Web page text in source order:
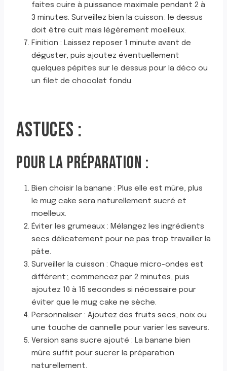
faites cuire à puissance maximale pendant 2 à
3 minutes. Surveillez bien la cuisson : le dessus
doit être cuit mais légèrement moelleux.
Finition : Laissez reposer 1 minute avant de
déguster, puis ajoutez éventuellement
quelques pépites sur le dessus pour la déco ou
un filet de chocolat fondu.
ASTUCES :
POUR LA PRÉPARATION :
Bien choisir la banane : Plus elle est mûre, plus
le mug cake sera naturellement sucré et
moelleux.
Éviter les grumeaux : Mélangez les ingrédients
secs délicatement pour ne pas trop travailler la
pâte.
Surveiller la cuisson : Chaque micro-ondes est
différent ; commencez par 2 minutes, puis
ajoutez 10 à 15 secondes si nécessaire pour
éviter que le mug cake ne sèche.
Personnaliser : Ajoutez des fruits secs, noix ou
une touche de cannelle pour varier les saveurs.
Version sans sucre ajouté : La banane bien
mûre suffit pour sucrer la préparation
naturellement.